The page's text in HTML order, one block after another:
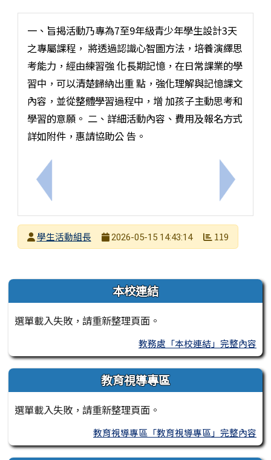
上一筆：轉知:社團法人台灣少年權益與福利促進聯
一、旨揭活動乃專為7至9年級青少年學生設計3天
之專屬課程， 將透過認識心智圖方法，培養演繹思
考能力，經由練習強 化長期記憶，在日常課業的學
習中，可以清楚歸納出重 點，強化理解與記憶課文
內容，並從整體學習過程中，增 加孩子主動思考和
學習的意願。 二、詳細活動內容、費用及報名方式
詳如附件，惠請協助公 告。
下一筆：
發布者
學生活動組長
2026-05-15 14:43:14 119
左邊區域內容 本校連結
選單載入失敗，請重新整理頁面。
教務處「本校連結」完整內容
教育視導專區
選單載入失敗，請重新整理頁面。
教育視導專區「教育視導專區」完整內容